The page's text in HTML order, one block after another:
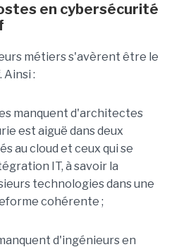
en cybersécurité
métiers s'avèrent être le
:
manquent d'architectes
est aiguë dans deux
au cloud et ceux qui se
IT, à savoir la
technologies dans une
cohérente ;
d'ingénieurs en